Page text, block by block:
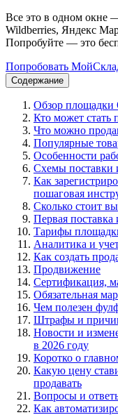
Все это в одном окне
Wildberries, Яндекс
Попробуйте — это
Попробовать
Содержание
Обзор площадки
Кто может стать
Что можно
Популярные
Особенности
Схемы поставки
Как
пошаговая
Сколько стоит
Первая поставка
Тарифы
Аналитика и
Как создать
Продвижение
Сертификация,
Обязательная
Чем полезен
Штрафы и
Новости и
в 2026 году
Коротко о
Какую цену
продавать
Вопросы и
Как